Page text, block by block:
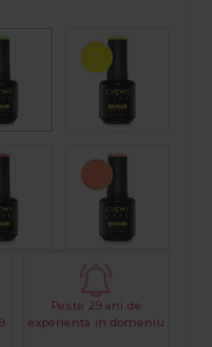
Peste 29 ani de
experienta in domeniu